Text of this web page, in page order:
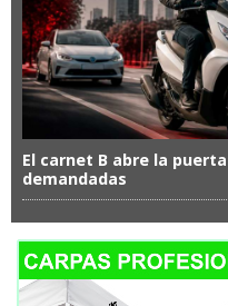
El carnet B abre la
demandadas